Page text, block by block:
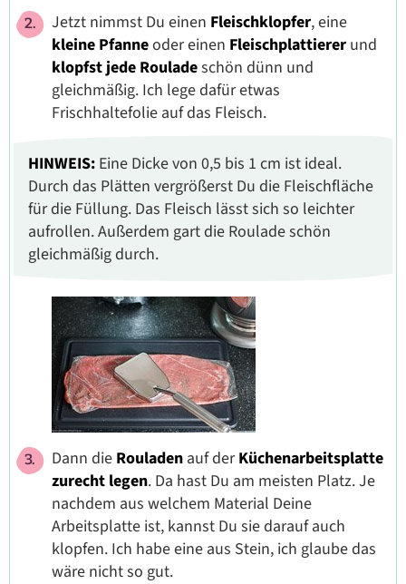
Jetzt nimmst Du einen Fleischklopfer, eine
kleine Pfanneoder einen Fleischplattierer und
klopfst jede Rouladeschön dünn und
gleichmäßig. Ich lege dafür etwas
Frischhaltefolie auf das Fleisch.
HINWEIS: Eine Dicke von 0,5 bis 1 cm ist ideal.
Durch das Plätten vergrößerst Du die Fleischfläche
für die Füllung. Das Fleisch lässt sich so leichter
aufrollen. Außerdem gart die Roulade schön
gleichmäßig durch.
Dann die Rouladen auf derKüchenarbeitsplatte
zurecht legen. Da hast Du am meisten Platz. Je
nachdem aus welchem Material Deine
Arbeitsplatte ist, kannst Du sie darauf auch
klopfen. Ich habe eine aus Stein, ich glaube das
wäre nicht so gut.